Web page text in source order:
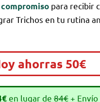
para recibir
Trichos en tu rutina
ahorras 50€
en lugar de84€+ Envío